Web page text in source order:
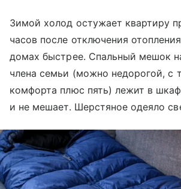
Зимой холод остужает квартиру
часов после отключения
домах быстрее. Спальный мешок
члена семьи (можно недорогой, с
комфорта плюс пять) лежит в
и не мешает. Шерстяное одеяло